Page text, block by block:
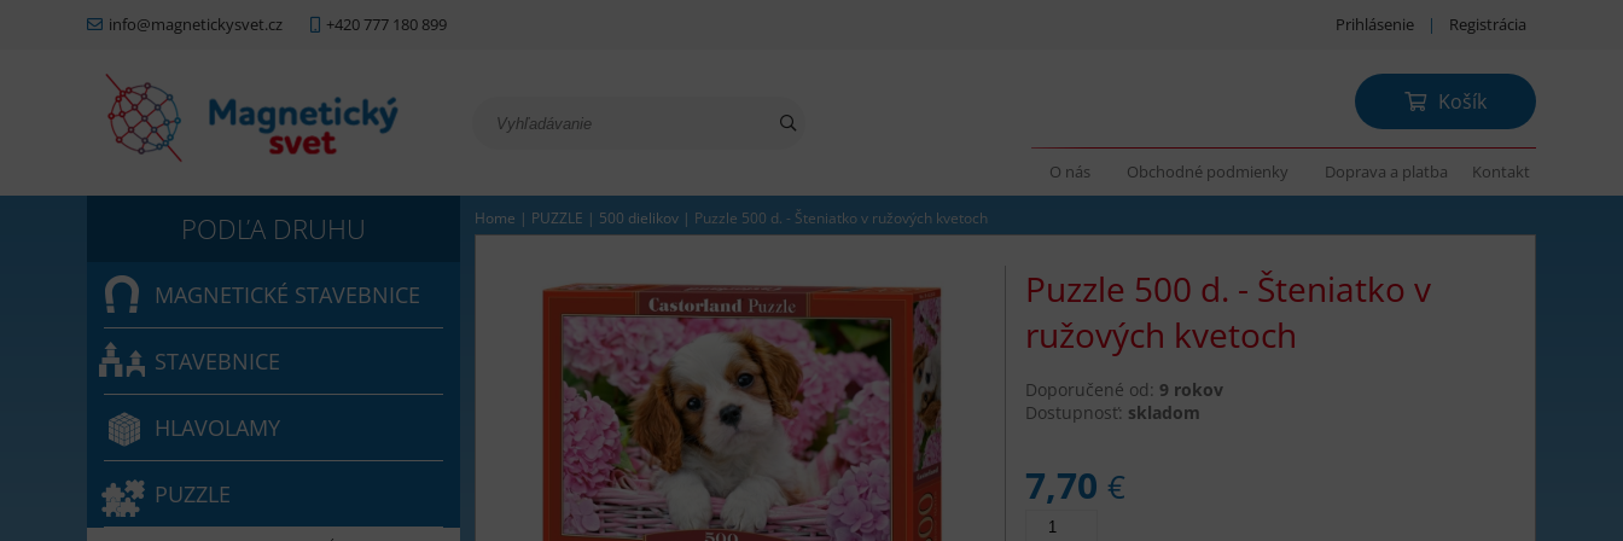
info@magnetickysvet.cz +420 777 180 899 Prihlásenie | Registrácia
Košík
O nás Obchodné podmienky Doprava a platba Kontakt
MAGNETICKÉ STAVEBNICE
STAVEBNICE
HLAVOLAMY
PUZZLE
Home | PUZZLE | 500 dielikov | Puzzle 500 d. - Šteniatko v ružových kvetoch
Puzzle 500 d. - Šteniatko v
ružových kvetoch
Doporučené od: 9 rokov
Dostupnosť: skladom
7,70€